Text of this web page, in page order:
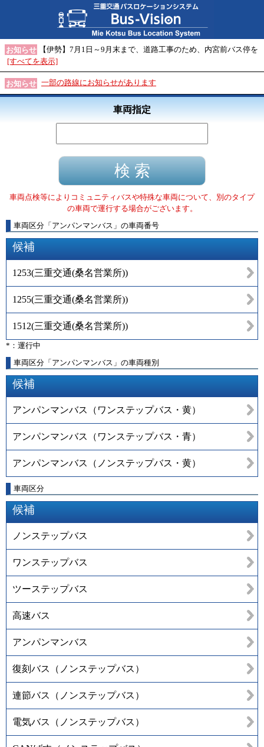
お知らせ
【伊勢】7月1日～9月末まで、道路工事のため、内宮前バス停を
[すべてを表示]
お知らせ 一部の路線にお知らせがあります
車両指定
車両点検等によりコミュニティバスや特殊な車両について、別のタイプ
の車両で運行する場合がございます。
車両区分 「 アンパンマンバス 」 の車両番号
候補
1253(三重交通(桑名営業所))
1255(三重交通(桑名営業所))
1512(三重交通(桑名営業所))
*：運行中
車両区分「アンパンマンバス」の車両種別
候補
アンパンマンバス（ワンステップバス・黄）
アンパンマンバス（ワンステップバス・青）
アンパンマンバス（ノンステップバス・黄）
車両区分
候補
ノンステップバス
ワンステップバス
ツーステップバス
高速バス
アンパンマンバス
復刻バス（ノンステップバス）
連節バス（ノンステップバス）
電気バス（ノンステップバス）